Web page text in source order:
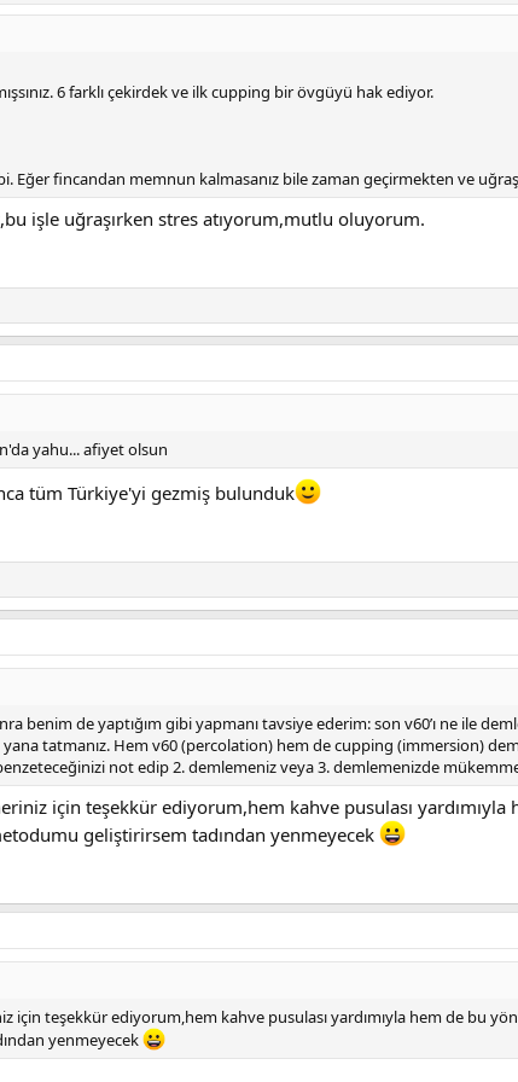
yetmediği için 125 mililitre ile demledim. Öğütümü 17,50 saniye
Ekli dosyayı görüntüle 3665Ekli dosyayı görüntüle 3666
6 farklı çekirdek ve ilk cupping bir övgüyü hak ediyor.
Eğer fincandan memnun kalmasanız bile zaman geçirmekten ve
işle uğraşırken stres atıyorum,mutlu oluyorum.
yahu... afiyet olsun
tüm Türkiye'yi gezmiş bulunduk
benim de yaptığım gibi yapmanı tavsiye ederim: son v60’ı ne ile
tatmanız. Hem v60 (percolation) hem de cupping (immersion)
not edip 2. demlemeniz veya 3. demlemenizde
için teşekkür ediyorum,hem kahve pusulası
geliştirirsem tadından yenmeyecek
için teşekkür ediyorum,hem kahve pusulası yardımıyla hem de bu
yenmeyecek